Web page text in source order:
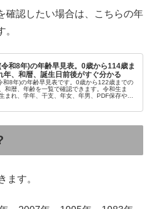
確認したい場合は、こちらの年
和8年)の年齢早見表。0歳から114歳ま
年、和暦、誕生日前後がすぐ分かる
和8年)の年齢早見表です。0歳から122歳までの
和暦、年齢を一覧で確認できます。令和生ま
まれ、学年、干支、年女、年男、PDF保存や印
ます。